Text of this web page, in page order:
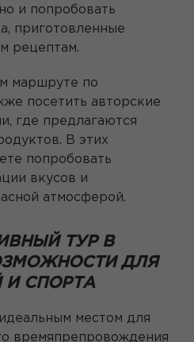
и попробовать
приготовленные
рецептам.
маршруте по
посетить авторские
где предлагаются
В этих
попробовать
вкусов и
атмосферой.
ТУР В
ДЛЯ
И СПОРТА
местом для
времяпрепровождения